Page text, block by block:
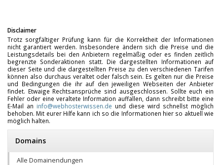
Disclaimer
Trotz sorgfältiger Prüfung kann für die Korrektheit der Informationen
nicht garantiert werden. Insbesondere ändern sich die Preise und die
Leistungsdetails bei den Anbietern regelmäßig oder es finden zeitlich
begrenzte Sonderaktionen statt. Die dargestellten Informationen auf
dieser Seite und die dargestellten Preise zu den verschiedenen Tarifen
können also durchaus veraltet oder falsch sein. Es gelten nur die Preise
und Bedingungen die ihr auf den jeweiligen Webseiten der Anbieter
findet. Etwaige Rechtsansprüche sind ausgeschlossen. Sollte euch ein
Fehler oder eine veraltete Information auffallen, dann schreibt bitte eine
E-Mail an info@webhosterwissen.de und diese wird schnellst möglich
behoben. Mit eurer Hilfe kann ich so die Informationen hier so aktuell wie
möglich halten.
Domains
Alle Domainendungen